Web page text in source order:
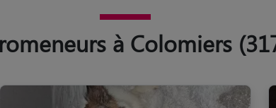
à Colomiers